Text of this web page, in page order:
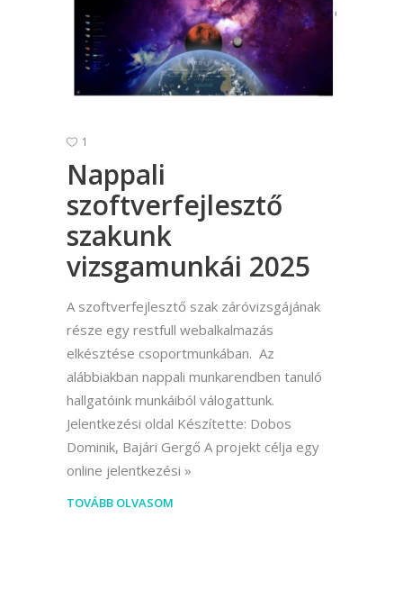
1
Nappali
szoftverfejlesztő
szakunk
vizsgamunkái 2025
A szoftverfejlesztő szak záróvizsgájának
része egy restfull webalkalmazás
elkésztése csoportmunkában. Az
alábbiakban nappali munkarendben tanuló
hallgatóink munkáiból válogattunk.
Jelentkezési oldal Készítette: Dobos
Dominik, Bajári Gergő A projekt célja egy
online jelentkezési
TOVÁBB OLVASOM